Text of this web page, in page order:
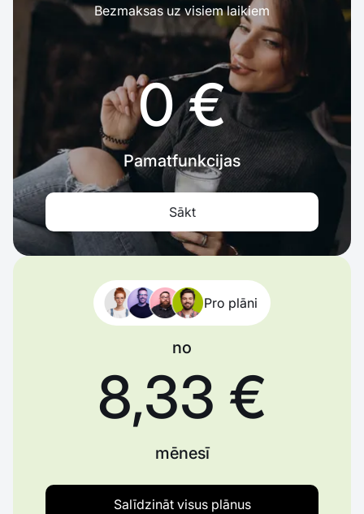
Bezmaksas uz visiem laikiem
0 €
Pamatfunkcijas
Sākt
Pro plāni
no
8,33 €
mēnesī
Salīdzināt visus plānus